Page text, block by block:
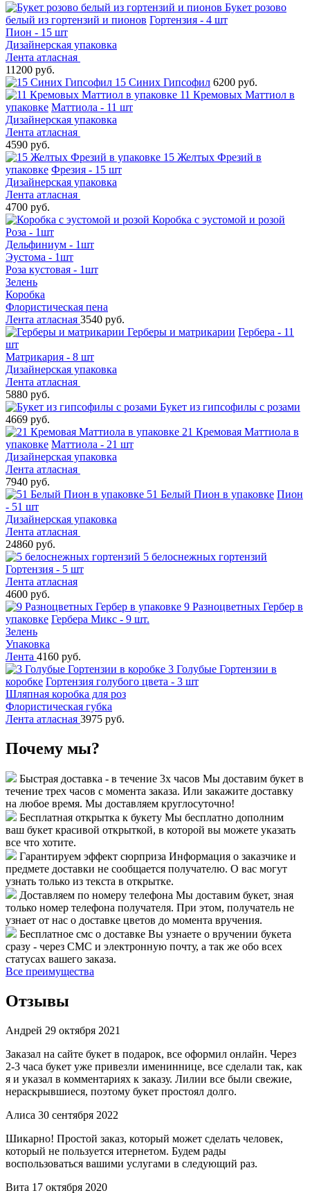
Букет розово
белый из гортензий и пионов Гортензия - 4 шт
Пион - 15 шт
Дизайнерская упаковка
Лента атласная
11200 руб.
15 Синих Гипсофил 6200 руб.
11 Кремовых Маттиол в
упаковке Маттиола - 11 шт
Дизайнерская упаковка
Лента атласная
4590 руб.
15 Желтых Фрезий в
упаковке Фрезия - 15 шт
Дизайнерская упаковка
Лента атласная
4700 руб.
Коробка с эустомой и розой
Роза - 1шт
Дельфиниум - 1шт
Эустома - 1шт
Роза кустовая - 1шт
Зелень
Коробка
Флористическая пена
Лента атласная 3540 руб.
Герберы и матрикарии Гербера - 11
шт
Матрикария - 8 шт
Дизайнерская упаковка
Лента атласная
5880 руб.
Букет из гипсофилы с розами
4669 руб.
21 Кремовая Маттиола в
упаковке Маттиола - 21 шт
Дизайнерская упаковка
Лента атласная
7940 руб.
51 Белый Пион в упаковке Пион
- 51 шт
Дизайнерская упаковка
Лента атласная
24860 руб.
5 белоснежных гортензий
Гортензия - 5 шт
Лента атласная
4600 руб.
9 Разноцветных Гербер в
упаковке Гербера Микс - 9 шт.
Зелень
Упаковка
Лента 4160 руб.
3 Голубые Гортензии в
коробке Гортензия голубого цвета - 3 шт
Шляпная коробка для роз
Флористическая губка
Лента атласная 3975 руб.
Почему мы?
Быстрая доставка - в течение 3х часов Мы доставим букет в
течение трех часов с момента заказа. Или закажите доставку
на любое время. Мы доставляем круглосуточно!
Бесплатная открытка к букету Мы бесплатно дополним
ваш букет красивой открыткой, в которой вы можете указать
все что хотите.
Гарантируем эффект сюрприза Информация о заказчике и
предмете доставки не сообщается получателю. О вас могут
узнать только из текста в открытке.
Доставляем по номеру телефона Мы доставим букет, зная
только номер телефона получателя. При этом, получатель не
узнает от нас о доставке цветов до момента вручения.
Бесплатное смс о доставке Вы узнаете о вручении букета
сразу - через СМС и электронную почту, а так же обо всех
статусах вашего заказа.
Все преимущества
Отзывы
Андрей 29 октября 2021
Заказал на сайте букет в подарок, все оформил онлайн. Через
2-3 часа букет уже привезли имениннице, все сделали так, как
я и указал в комментариях к заказу. Лилии все были свежие,
нераскрывшиеся, поэтому букет простоял долго.
Алиса 30 сентября 2022
Шикарно! Простой заказ, который может сделать человек,
который не пользуется итернетом. Будем рады
воспользоваться вашими услугами в следующий раз.
Вита 17 октября 2020